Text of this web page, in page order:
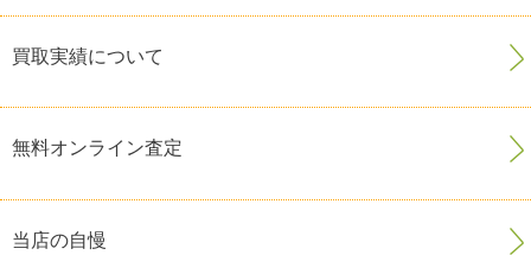
買取実績について
無料オンライン査定
当店の自慢